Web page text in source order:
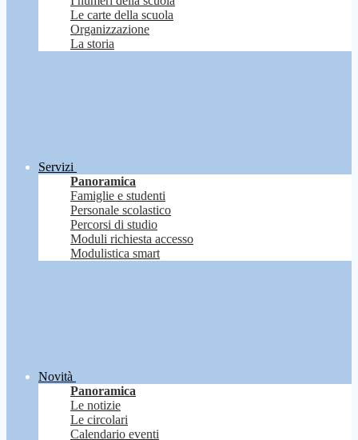
Le carte della scuola
Organizzazione
La storia
Servizi
Panoramica
Famiglie e studenti
Personale scolastico
Percorsi di studio
Moduli richiesta accesso
Modulistica smart
Novità
Panoramica
Le notizie
Le circolari
Calendario eventi